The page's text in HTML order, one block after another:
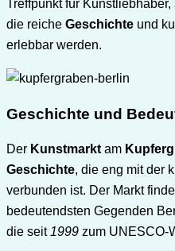
Treffpunkt für
die reiche Geschichte und
erlebbar werden.
Geschichte und
Der Kunstmarkt am
Geschichte, die eng mit der
verbunden ist. Der Markt
bedeutendsten Gegenden
die seit 1999 zum UNESCO-